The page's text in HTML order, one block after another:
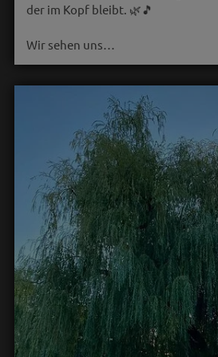
der im Kopf bleibt. 🌿🎵
Wir sehen uns…